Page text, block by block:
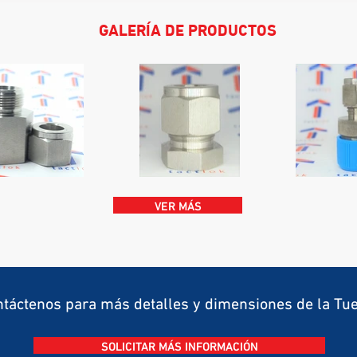
GALERÍA DE PRODUCTOS
VER MÁS
para más detalles y dimensiones de la
SOLICITAR MÁS INFORMACIÓN